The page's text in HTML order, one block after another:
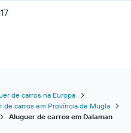
de carros na Europa
de carros em Província de Mugla
Aluguer de carros em Dalaman